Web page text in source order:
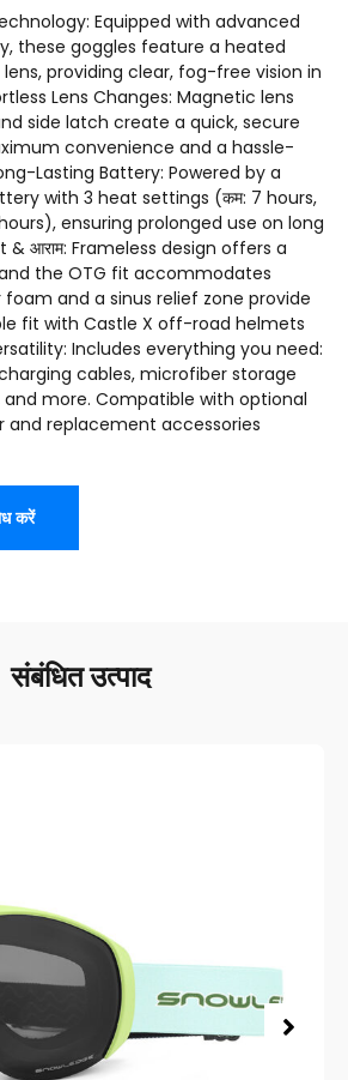
: Equipped with advanced
, these goggles feature a heated
, providing clear, fog-free vision in
Lens Changes: Magnetic lens
side latch create a quick, secure
convenience and a hassle-
Lasting Battery: Powered by a
with 3 heat settings (कम: 7 hours,
), ensuring prolonged use on long
& आराम: Frameless design offers a
the OTG fit accommodates
foam and a sinus relief zone provide
fit with Castle X off-road helmets
: Includes everything you need:
cables, microfiber storage
and more. Compatible with optional
and replacement accessories
करें
संबंधित उत्पाद